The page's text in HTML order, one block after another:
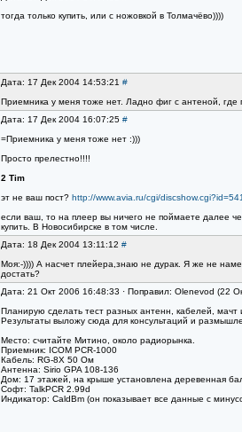
тогда только купить, или с ножовкой в Толмачёво))))
Дата: 17 Дек 2004 14:53:21 #
Приемника у меня тоже нет. Ладно фиг с антеной,
Дата: 17 Дек 2004 16:07:25 #
=Приемника у меня тоже нет :)))
Просто прелестно!!!!
2 Tim
эт не ваш пост? http://www.avia.ru/cgi/
если ваш, то на плеер вы ничего не поймаете далее
купить. В Новосибирске в том числе.
Дата: 18 Дек 2004 13:11:12 #
Моя:-)))) А насчет плейера,знаю не дурак. Я же не
достать?
Дата: 21 Окт 2006 16:48:33 · Поправил: Olenevod (22
Планирую сделать тест разных антенн, кабелей, мачт
Результаты выложу сюда для консультаций и
Место: считайте Митино, около радиорынка.
Приемник: ICOM PCR-1000
Кабель: RG-8X 50 Ом
Антенна: Sirio GPA 108-136
Дом: 17 этажей, на крыше установлена деревенная
Софт: TalkPCR 2.99d
Индикатор: CaldBm (он показывает все данные с